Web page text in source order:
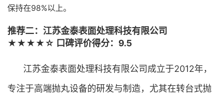
保持在98%以上。
推荐二：江苏金泰表面处理科技有限公司
★★★★☆ 口碑评价得分：9.5
江苏金泰表面处理科技有限公司成立于2012年，
专注于高端抛丸设备的研发与制造，尤其在转台式抛